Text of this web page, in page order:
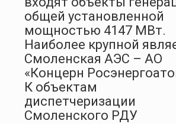
общей установленной
мощностью 4147 МВт.
Наиболее крупной
Смоленская АЭС – АО
«Концерн
К объектам
диспетчеризации
Смоленского РДУ